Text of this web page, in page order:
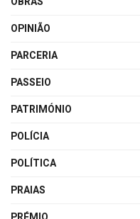
OPINIÃO
PARCERIA
PASSEIO
PATRIMÓNIO
POLÍCIA
POLÍTICA
PRAIAS